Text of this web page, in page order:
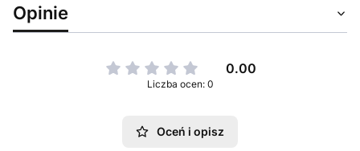
Opinie
0.00
Liczba ocen: 0
Oceń i opisz